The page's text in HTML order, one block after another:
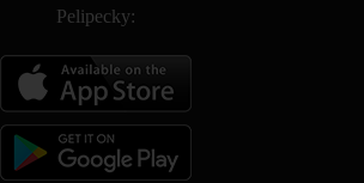
Pelipecky: